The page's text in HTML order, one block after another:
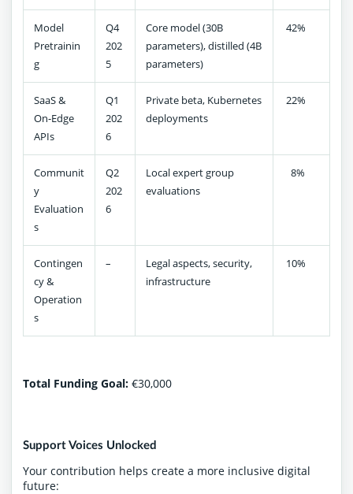
Model
Pretrainin
g
Q4
202
5
Core model (30B
parameters), distilled (4B
parameters)
42%
SaaS &
On-Edge
APIs
Q1
202
6
Private beta, Kubernetes
deployments
22%
Communit
y
Evaluation
s
Q2
202
6
Local expert group
evaluations
8%
Contingen
cy &
Operation
s
–
Legal aspects, security,
infrastructure
10%
Total Funding Goal: €30,000
Support Voices Unlocked
Your contribution helps create a more inclusive digital
future: